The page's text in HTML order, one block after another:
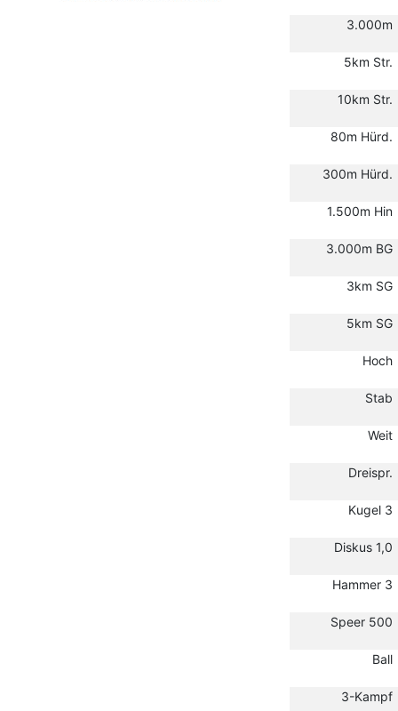
3.000m
5km Str.
10km Str.
80m Hürd.
300m Hürd.
1.500m Hin
3.000m BG
3km SG
5km SG
Hoch
Stab
Weit
Dreispr.
Kugel 3
Diskus 1,0
Hammer 3
Speer 500
Ball
3-Kampf